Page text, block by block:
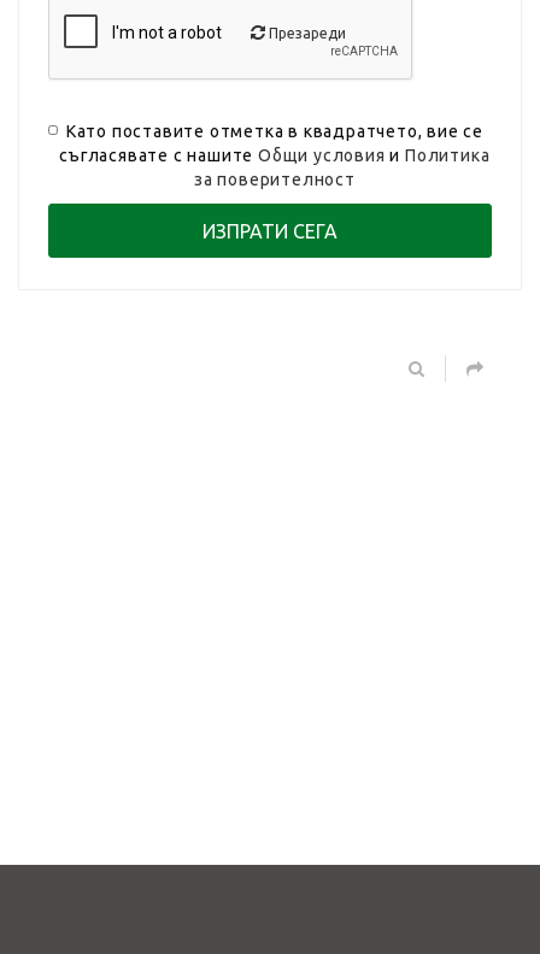
Презареди
Като поставите отметка в квадратчето, вие се
съгласявате с нашитеОбщи условия иПолитика
за поверителност